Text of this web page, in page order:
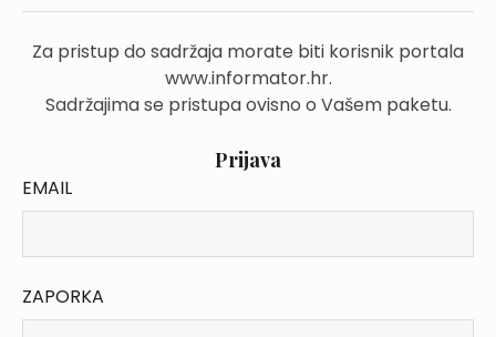
Za pristup do sadržaja morate biti korisnik portala
www.informator.hr.
Sadržajima se pristupa ovisno o Vašem paketu.
Prijava
EMAIL
ZAPORKA